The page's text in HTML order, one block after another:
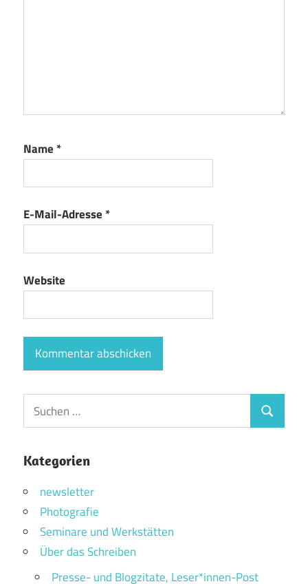
Name *
E-Mail-Adresse *
Website
Suchen
nach:
Suchen
Kategorien
newsletter
Photografie
Seminare und Werkstätten
Über das Schreiben
Presse- und Blogzitate, Leser*innen-Post